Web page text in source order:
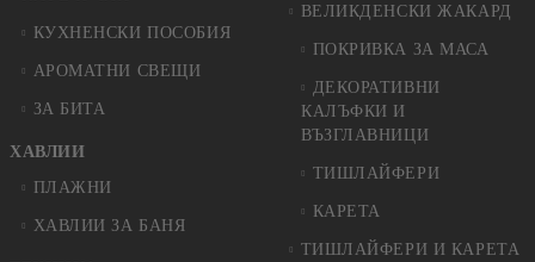
КУХНЕНСКИ ПОСОБИЯ
АРОМАТНИ СВЕЩИ
ЗА БИТА
ХАВЛИИ
ПЛАЖНИ
ХАВЛИИ ЗА БАНЯ
ВЕЛИКДЕНСКИ ЖАКАРД
ПОКРИВКА ЗА МАСА
ДЕКОРАТИВНИ
КАЛЪФКИ И
ВЪЗГЛАВНИЦИ
ТИШЛАЙФЕРИ
КАРЕТА
ТИШЛАЙФЕРИ И КАРЕТА